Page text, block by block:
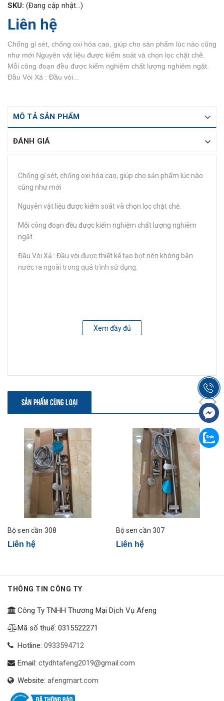
SKU: (Đang cập nhật...)
Liên hệ
Chống gỉ sét, chống oxi hóa cao, giúp cho sản phẩm lúc nào cũng
như mới Nguyên vật liệu được kiểm soát và chọn lọc chặt chẽ.
Mỗi công đoạn đều được kiểm nghiệm chất lượng nghiêm ngặt.
Đầu Vòi Xả : Đầu vòi...
MÔ TẢ SẢN PHẨM
ĐÁNH GIÁ
Chống gỉ sét, chống oxi hóa cao, giúp cho sản phẩm lúc nào
cũng như mới
Nguyên vật liệu được kiểm soát và chọn lọc chặt chẽ.
Mỗi công đoạn đều được kiểm nghiệm chất lượng nghiêm
ngặt.
Đầu Vòi Xả : Đầu vòi được thiết kế tạo bọt nên không bắn
nước ra ngoài trong quá trình sử dụng.
Xem đầy đủ
SẢN PHẨM CÙNG LOẠI
Bộ sen cần 308
Liên hệ
Bộ sen cần 307
Liên hệ
THÔNG TIN CÔNG TY
Công Ty TNHH Thương Mại Dịch Vụ Afeng
Mã số thuế: 0315522271
Hotline: 0933594712
Email: ctydhtafeng2019@gmail.com
Website: afengmart.com